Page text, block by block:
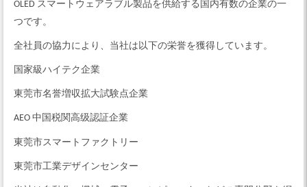
OLED スマートウェアラブル製品を供給する国内有数の企業の一
つです。
全社員の協力により、当社は以下の栄誉を獲得しています。
国家級ハイテク企業
東莞市名誉増収拡大試験点企業
AEO 中国税関高级認証企業
東莞市スマートファクトリー
東莞市工業デザインセンター